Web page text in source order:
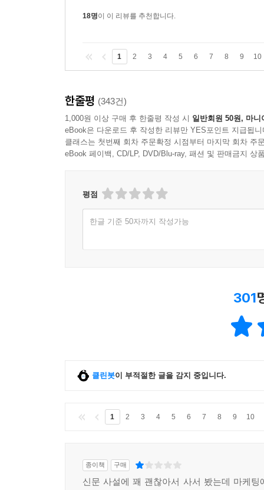
18명이 이 리뷰를 추천합니다.
1 2 3 4 5 6 7 8 9 10
한줄평 (343건)
1,000원 이상 구매 후 한줄평 작성 시 일반회원 50원, 마니
eBook은 다운로드 후 작성한 리뷰만 YES포인트 지급됩니
클래스는 첫번째 회차 주문확정 시점부터 마지막 회차 주
eBook 페이백, CD/LP, DVD/Blu-ray, 패션 및 판매금지 상
평점
한글 기준 50자까지 작성가능
301
클린봇이 부적절한 글을 감지 중입니다.
1 2 3 4 5 6 7 8 9 10
종이책 구매
신문 사설에 꽤 괜찮아서 사서 봤는데 마케팅